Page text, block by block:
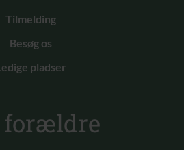
Tilmelding
Besøg os
pladser
forældre